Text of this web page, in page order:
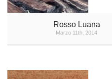
Rosso Luana
Marzo 11th, 2014